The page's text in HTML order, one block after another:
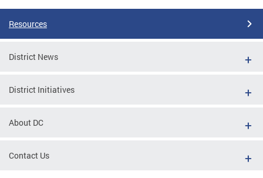
Resources
District News
District Initiatives
About DC
Contact Us